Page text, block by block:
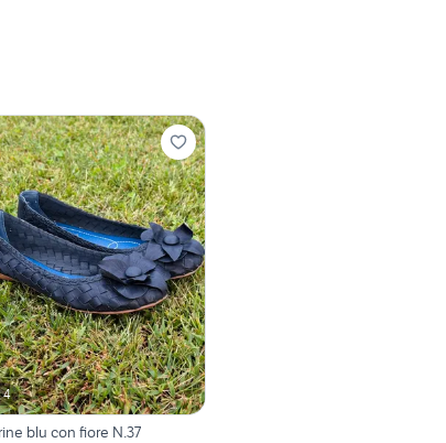
4
blu con fiore N.37